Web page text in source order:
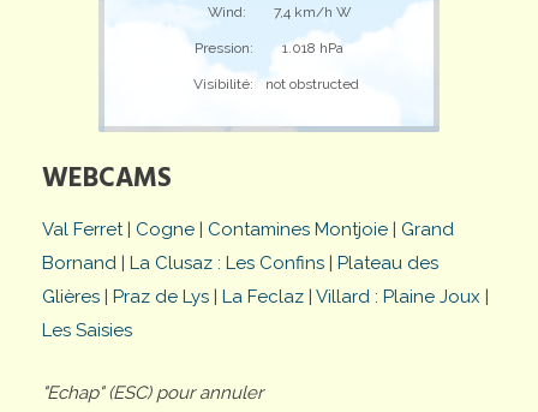
Wind: 7,4 km/h W
Pression: 1.018 hPa
Visibilité: not obstructed
WEBCAMS
Val Ferret| Cogne | Contamines Montjoie | Grand
Bornand | La Clusaz : Les Confins | Plateau des
Glières | Praz de Lys | La Feclaz | Villard : Plaine Joux |
Les Saisies
"Echap" (ESC) pour annuler